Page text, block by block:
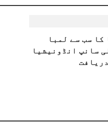
کا سب سے لمبا
سانپ انڈونیشیا